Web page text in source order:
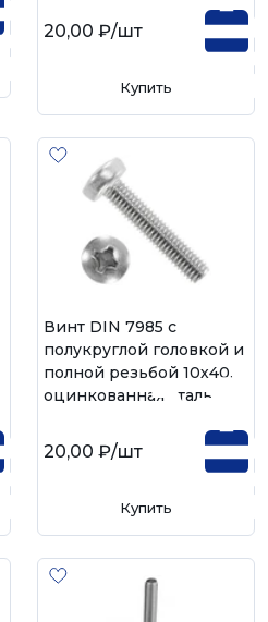
20,00 ₽/шт
Купить
Винт DIN 7985 с
полукруглой головкой и
полной резьбой 10х40,
оцинкованная сталь
20,00 ₽/шт
Купить